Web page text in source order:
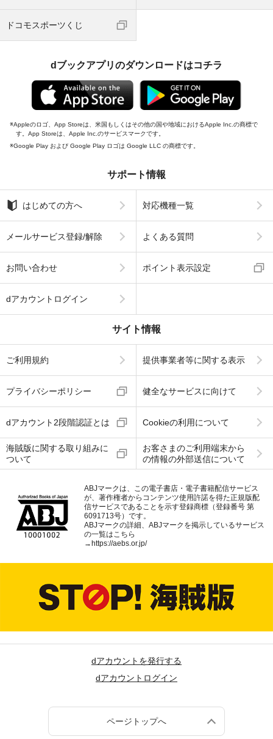
ドコモスポーツくじ
dブックアプリのダウンロードはコチラ
Appleのロゴ、App Storeは、米国もしくはその他の国や地域におけるApple Inc.の商標で
す。App Storeは、Apple Inc.のサービスマークです。
Google Play および Google Play ロゴは Google LLC の商標です。
サポート情報
はじめての方へ 対応機種一覧
メールサービス登録/解除 よくある質問
お問い合わせ ポイント表示設定
dアカウントログイン
サイト情報
ご利用規約 提供事業者等に関する表示
プライバシーポリシー 健全なサービスに向けて
dアカウント2段階認証とは Cookieの利用について
海賊版に関する取り組みに
ついて
お客さまのご利用端末から
の情報の外部送信について
ABJマークは、この電子書店・電子書籍配信サービス
が、著作権者からコンテンツ使用許諾を得た正規版配
信サービスであることを示す登録商標（登録番号 第
6091713号）です。
ABJマークの詳細、ABJマークを掲示しているサービス
の一覧はこちら
→ https://aebs.or.jp/
dアカウントを発行する
dアカウントログイン
ページトップへ